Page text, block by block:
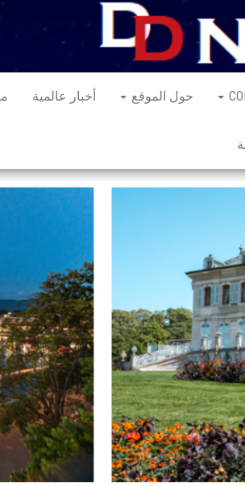
حول الموقع أخبار عالمية